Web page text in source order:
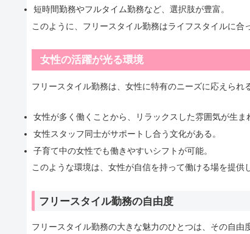
短時間勤務やフルタイム勤務など、選択肢が豊富。
このように、フリースタイル勤務はライフスタイルに合
女性の活躍が光る環境
フリースタイル勤務は、女性に特有のニーズに応えられ
女性が多く働くことから、リラックスした雰囲気が生ま
女性スタッフ同士がサポートし合う文化がある。
子育て中の女性でも働きやすいシフトが可能。
このような環境は、女性が自信を持って働ける場を提供
フリースタイル勤務の自由度
フリースタイル勤務の大きな魅力のひとつは、その自由